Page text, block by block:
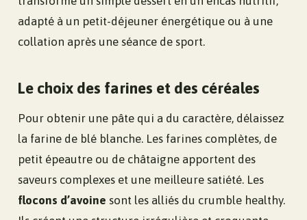
adapté à un petit-déjeuner énergétique ou à une
collation après une séance de sport.
Le choix des farines et des céréales
Pour obtenir une pâte qui a du caractère, délaissez
la farine de blé blanche. Les farines complètes, de
petit épeautre ou de châtaigne apportent des
saveurs complexes et une meilleure satiété. Les
flocons d’avoine sont les alliés du crumble healthy.